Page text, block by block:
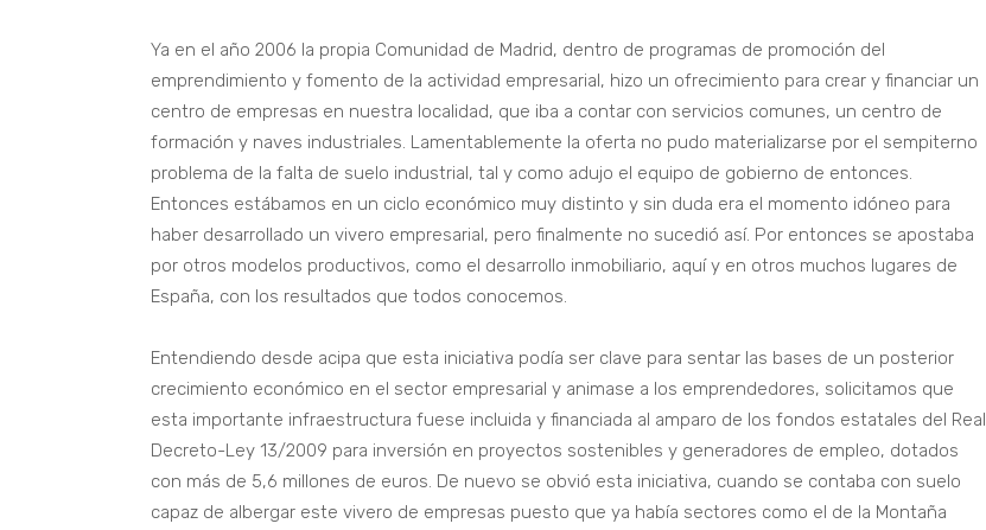
Ya en el año 2006 la propia Comunidad de Madrid, dentro de programas de promoción del
emprendimiento y fomento de la actividad empresarial, hizo un ofrecimiento para crear y financiar un
centro de empresas en nuestra localidad, que iba a contar con servicios comunes, un centro de
formación y naves industriales. Lamentablemente la oferta no pudo materializarse por el sempiterno
problema de la falta de suelo industrial, tal y como adujo el equipo de gobierno de entonces.
Entonces estábamos en un ciclo económico muy distinto y sin duda era el momento idóneo para
haber desarrollado un vivero empresarial, pero finalmente no sucedió así. Por entonces se apostaba
por otros modelos productivos, como el desarrollo inmobiliario, aquí y en otros muchos lugares de
España, con los resultados que todos conocemos.
Entendiendo desde acipa que esta iniciativa podía ser clave para sentar las bases de un posterior
crecimiento económico en el sector empresarial y animase a los emprendedores, solicitamos que
esta importante infraestructura fuese incluida y financiada al amparo de los fondos estatales del Real
Decreto-Ley 13/2009 para inversión en proyectos sostenibles y generadores de empleo, dotados
con más de 5,6 millones de euros. De nuevo se obvió esta iniciativa, cuando se contaba con suelo
capaz de albergar este vivero de empresas puesto que ya había sectores como el de la Montaña